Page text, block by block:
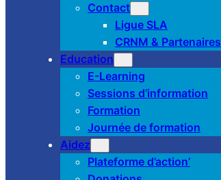
Contact
Ligue SLA
CRNM & Partenaires
Education
E-Learning
Sessions d’information
Formation
Journée de formation
Aidez
Plateforme d’action’